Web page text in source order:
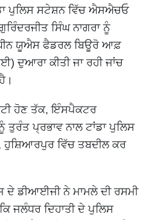
ਪੁਲਿਸ ਸਟੇਸ਼ਨ ਵਿੱਚ ਐਸਐਚਓ
ਸਿੰਘ ਨਾਗਰਾ ਨੂੰ
ਯੂਐਸ ਫੈਡਰਲ ਬਿਊਰੋ ਆਫ਼
ਦੁਆਰਾ ਕੀਤੀ ਜਾ ਰਹੀ ਜਾਂਚ
ਹੋਣ ਤੱਕ, ਇੰਸਪੈਕਟਰ
ਤੁਰੰਤ ਪ੍ਰਭਾਵ ਨਾਲ ਟਾਂਡਾ ਪੁਲਿਸ
ਵਿੱਚ ਤਬਦੀਲ ਕਰ
ਦੇ ਡੀਆਈਜੀ ਨੇ ਮਾਮਲੇ ਦੀ ਰਸਮੀ
ਜਲੰਧਰ ਦਿਹਾਤੀ ਦੇ ਪੁਲਿਸ